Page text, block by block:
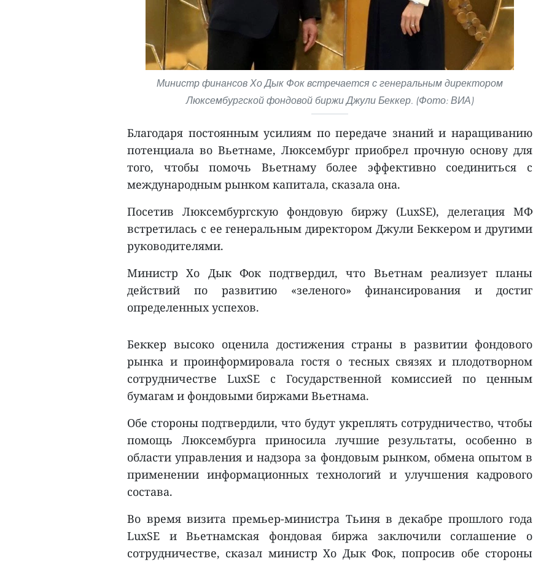
Министр финансов Хо Дык Фок встречается с генеральным директором
Люксембургской фондовой биржи Джули Беккер. (Фото: ВИА)
Благодаря постоянным усилиям по передаче знаний и наращиванию
потенциала во Вьетнаме, Люксембург приобрел прочную основу для
того, чтобы помочь Вьетнаму более эффективно соединиться с
международным рынком капитала, сказала она.
Посетив Люксембургскую фондовую биржу (LuxSE), делегация МФ
встретилась с ее генеральным директором Джули Беккером и другими
руководителями.
Министр Хо Дык Фок подтвердил, что Вьетнам реализует планы
действий по развитию «зеленого» финансирования и достиг
определенных успехов.
Беккер высоко оценила достижения страны в развитии фондового
рынка и проинформировала гостя о тесных связях и плодотворном
сотрудничестве LuxSE с Государственной комиссией по ценным
бумагам и фондовыми биржами Вьетнама.
Обе стороны подтвердили, что будут укреплять сотрудничество, чтобы
помощь Люксембурга приносила лучшие результаты, особенно в
области управления и надзора за фондовым рынком, обмена опытом в
применении информационных технологий и улучшения кадрового
состава.
Во время визита премьер-министра Тьиня в декабре прошлого года
LuxSE и Вьетнамская фондовая биржа заключили соглашение о
сотрудничестве, сказал министр Хо Дык Фок, попросив обе стороны